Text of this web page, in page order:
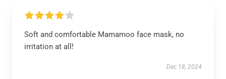
Soft and comfortable Mamamoo face mask, no
irritation at all!
Dec 18, 2024